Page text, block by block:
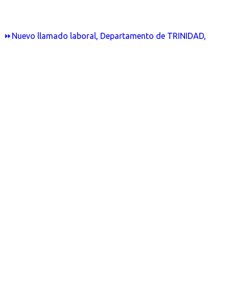
⏩Nuevo llamado laboral, Departamento de TRINIDAD,